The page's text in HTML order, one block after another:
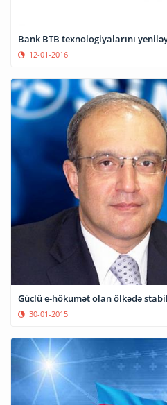
Bank BTB texnologiyalarını
12-01-2016
Güclü e-hökumət olan ölkədə
30-01-2015